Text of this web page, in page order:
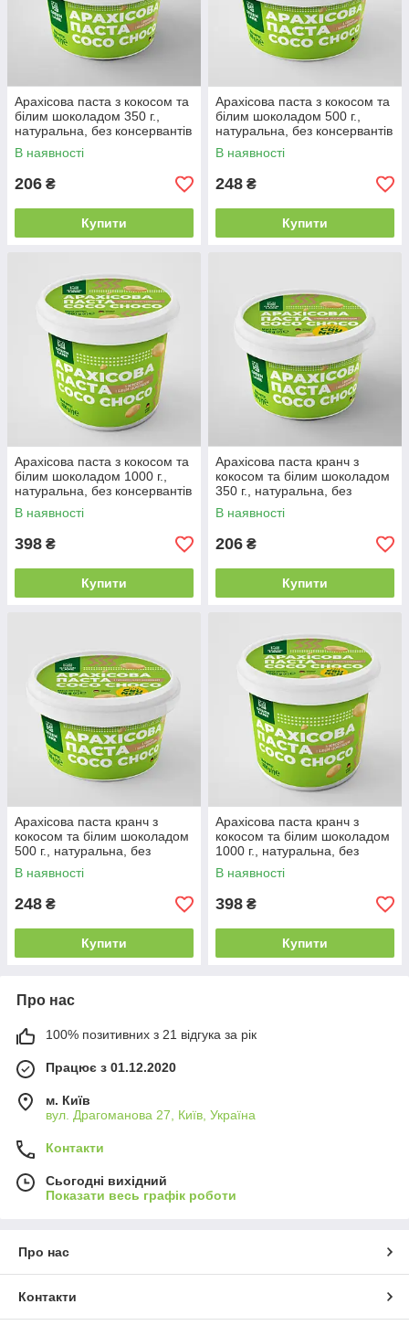
Арахісова паста з кокосом та
білим шоколадом 350 г.,
натуральна, без консервантів
та домішок COCO CHOCO
В наявності
206 ₴
Купити
Арахісова паста з кокосом та
білим шоколадом 500 г.,
натуральна, без консервантів
та домішок COCO CHOCO
В наявності
248 ₴
Купити
Арахісова паста з кокосом та
білим шоколадом 1000 г.,
натуральна, без консервантів
та домішок COCO CHOCO
В наявності
398 ₴
Купити
Арахісова паста кранч з
кокосом та білим шоколадом
350 г., натуральна, без
консервантів COCO CHOCO
CRUNCH
В наявності
206 ₴
Купити
Арахісова паста кранч з
кокосом та білим шоколадом
500 г., натуральна, без
консервантів COCO CHOCO
CRUNCH
В наявності
248 ₴
Купити
Арахісова паста кранч з
кокосом та білим шоколадом
1000 г., натуральна, без
консервантів COCO CHOCO
CRUNCH
В наявності
398 ₴
Купити
Про нас
100% позитивних з 21 відгука за рік
Працює з 01.12.2020
м. Київ
вул. Драгоманова 27, Київ, Україна
Контакти
Сьогодні вихідний
Показати весь графік роботи
Про нас
Контакти